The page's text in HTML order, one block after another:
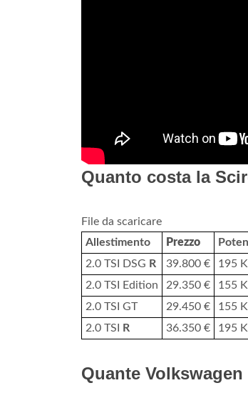
Quanto costa la
File da scaricare
Allestimento
Prezzo
2.0 TSI DSG R 39.800 €
195
2.0 TSI Edition
29.350 €
155
2.0 TSI GT
29.450 €
155
2.0 TSI
R 36.350 € 195
Quante